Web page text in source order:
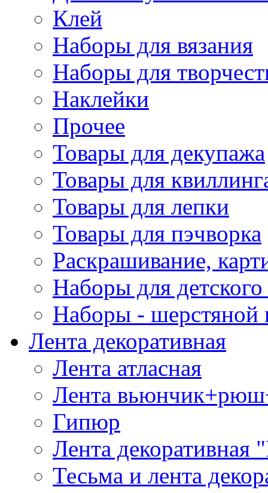
Клей
Наборы для вязания
Наборы для
Наклейки
Прочее
Товары для декупажа
Товары для
Товары для лепки
Товары для пэчворка
Раскрашивание,
Наборы для
Наборы - шерстяной
Лента декоративная
Лента атласная
Лента
Гипюр
Лента декоративная
Тесьма и лента